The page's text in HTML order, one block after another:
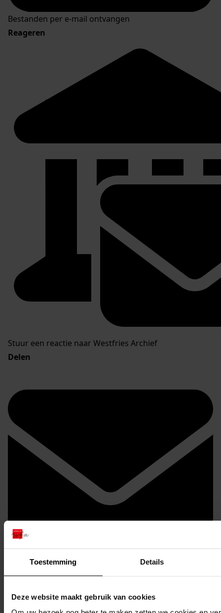
Toestemming Details
Deze website maakt gebruik van cookies
Bestanden per e-mail ontvangen
Reageren
Stuur een reactie naar Westfries Archief
Delen
Doorsturen per email